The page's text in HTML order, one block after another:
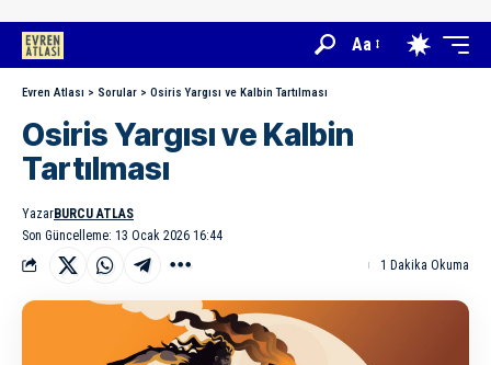
Aa
Evren Atlası > Sorular > Osiris Yargısı ve Kalbin Tartılması
Osiris Yargısı ve Kalbin
Tartılması
Son Güncelleme: 13 Ocak 2026 16:44
YazarBURCU ATLAS
1 Dakika Okuma